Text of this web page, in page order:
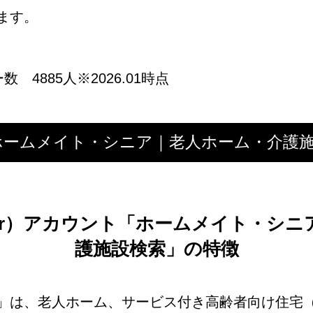
す。
数 4885人※2026.01時点
ムメイト・シニア｜老人ホーム・介護
）アカウント「ホームメイト・シニ
護施設検索」の特徴
は、老人ホーム、サービス付き高齢者向け住宅